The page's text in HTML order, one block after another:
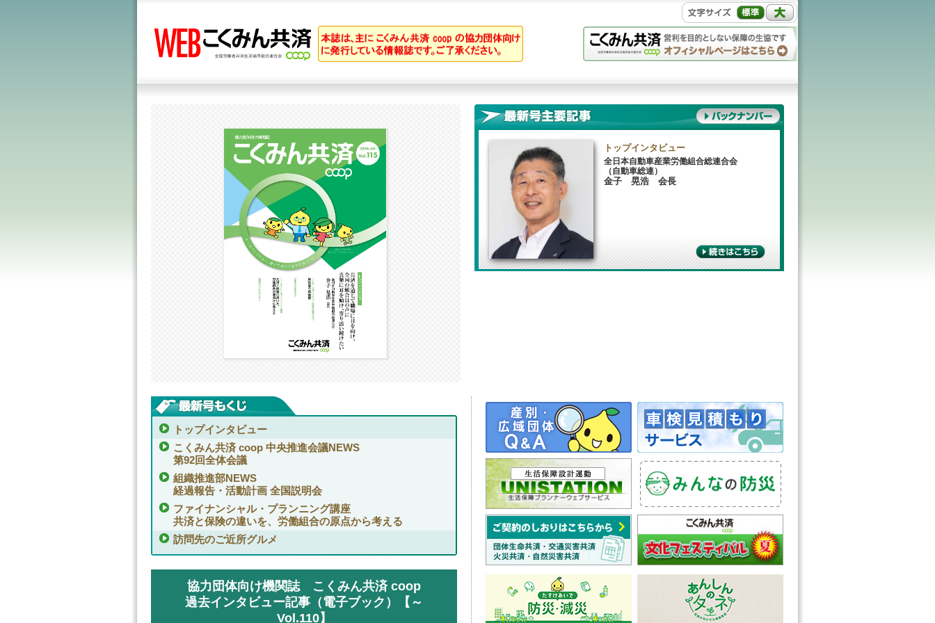
トップインタビュー
全日本自動車産業労働組合総連合会
（自動車総連）
金子 晃浩 会長
トップインタビュー
こくみん共済 coop 中央推進会議NEWS
第92回全体会議
組織推進部NEWS
経過報告・活動計画 全国説明会
ファイナンシャル・プランニング講座
共済と保険の違いを、労働組合の原点から考える
訪問先のご近所グルメ
協力団体向け機関誌 こくみん共済 coop
過去インタビュー記事（電子ブック）【～
Vol.110】